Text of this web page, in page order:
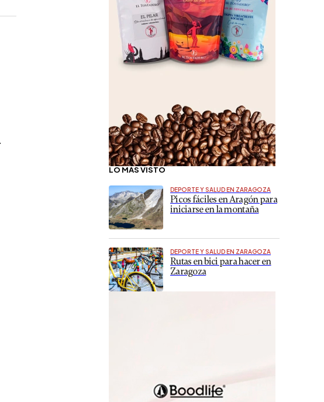
LO MÁS VISTO
DEPORTE Y SALUD EN ZARAGOZA
Picos fáciles en Aragón para
iniciarse en la montaña
DEPORTE Y SALUD EN ZARAGOZA
Rutas en bici para hacer en
Zaragoza